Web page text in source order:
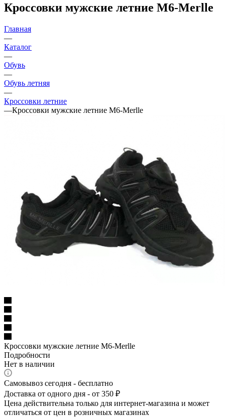
Кроссовки мужские летние M6-Merlle
Главная
—
Каталог
—
Обувь
—
Обувь летняя
—
Кроссовки летние
—Кроссовки мужские летние M6-Merlle
Кроссовки мужские летние M6-Merlle
Подробности
Нет в наличии
Самовывоз сегодня - бесплатно
Доставка от одного дня - от 350 ₽
Цена действительна только для интернет-магазина и может
отличаться от цен в розничных магазинах